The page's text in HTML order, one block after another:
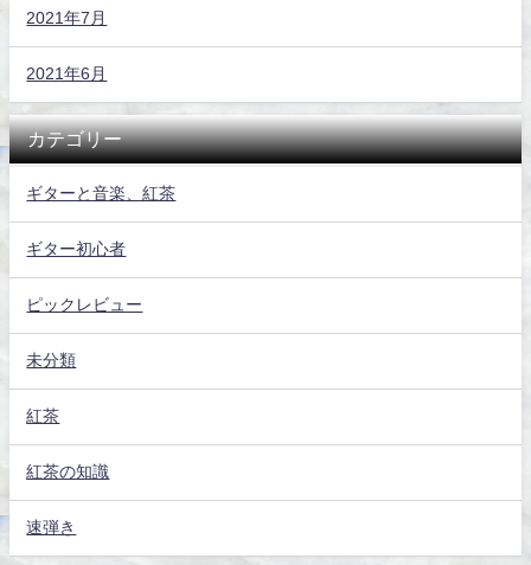
2021年7月
2021年6月
カテゴリー
ギターと音楽、紅茶
ギター初心者
ピックレビュー
未分類
紅茶
紅茶の知識
速弾き